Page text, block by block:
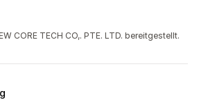
CORE TECH CO,. PTE. LTD. bereitgestellt.